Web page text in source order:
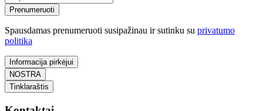
Prenumeruoti
Spausdamas prenumeruoti susipažinau ir sutinku su privatumo
politika
Informacija pirkėjui
NOSTRA
Tinklaraštis